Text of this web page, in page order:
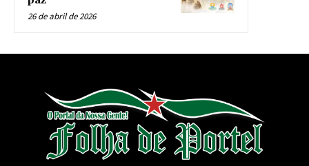
26 de abril de 2026